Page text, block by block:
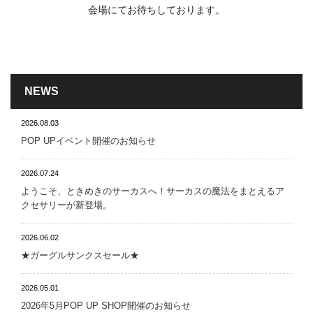
会場にてお待ちしております。
NEWS
2026.08.03
POP UPイベント開催のお知らせ
2026.07.24
ようこそ、ときめきのサーカスへ！サーカスの魔法をまとえるア
クセサリーが新登場。
2026.06.02
★ガーグルサンクスセール★
2026.05.01
2026年5月POP UP SHOP開催のお知らせ